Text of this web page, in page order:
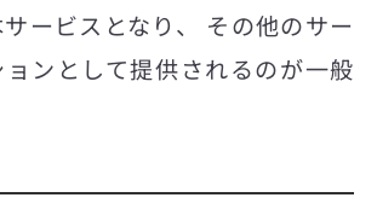
ービスとなり、 その他のサー
ンとして提供されるのが一般